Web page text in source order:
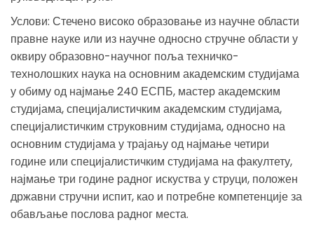
Услови: Стечено високо образовање из научне области
правне науке или из научне односно стручне области у
оквиру образовно-научног поља техничко-
технолошких наука на основним академским студијама
у обиму од најмање 240 ЕСПБ, мастер академским
студијама, специјалистичким академским студијама,
специјалистичким струковним студијама, односно на
основним студијама у трајању од најмање четири
године или специјалистичким студијама на факултету,
најмање три године радног искуства у струци, положен
државни стручни испит, као и потребне компетенције за
обављање послова радног места.